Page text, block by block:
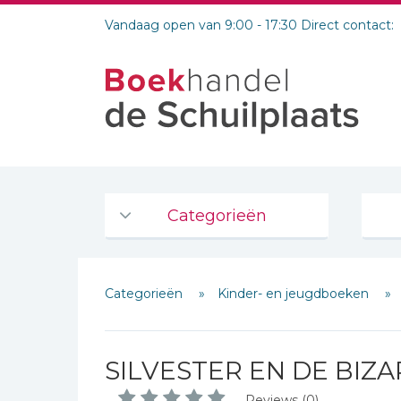
Vandaag open van 9:00 - 17:30 Direct contact:
Categorieën
De Bijbel
Bijbelse Dagboeken 2026
Bijbelstudie groepen
Categorieën Kinder- en jeugdboeken
SILVESTER EN DE